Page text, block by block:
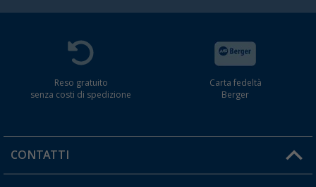
Reso gratuito
senza costi di spedizione
Carta fedeltà
Berger
CONTATTI